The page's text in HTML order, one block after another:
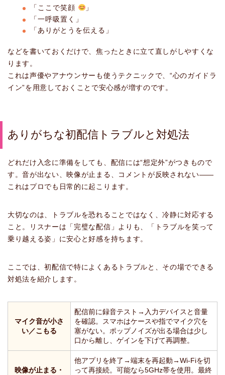
「ここで笑顔
」
「一呼吸置く」
「ありがとうを伝える」
などを書いておくだけで、焦ったときに立て直しがしやすくな
ります。
これは声優やアナウンサーも使うテクニックで、“心のガイドラ
イン”を用意しておくことで安心感が増すのです。
ありがちな初配信トラブルと対処法
どれだけ入念に準備をしても、配信には“想定外”がつきもので
す。音が出ない、映像が止まる、コメントが反映されない——
これはプロでも日常的に起こります。
大切なのは、トラブルを恐れることではなく、冷静に対応する
こと。リスナーは「完璧な配信」よりも、「トラブルを笑って
乗り越える姿」に安心と好感を持ちます。
ここでは、初配信で特によくあるトラブルと、その場でできる
対処法を紹介します。
マイク音が小さ
い／こもる
配信前に録音テスト→入力デバイスと音量
を確認。スマホはケースや指でマイク穴を
塞がない。ポップノイズが出る場合は少し
口から離し、ゲインを下げて再調整。
映像が止まる・
他アプリを終了→端末を再起動→Wi-Fiを切
って再接続。可能なら5GHz帯を使用。最終